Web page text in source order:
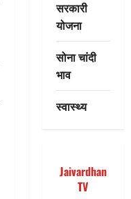
सरकारी
योजना
सोना चांदी
भाव
स्वास्थ्य
Jaivardhan
TV